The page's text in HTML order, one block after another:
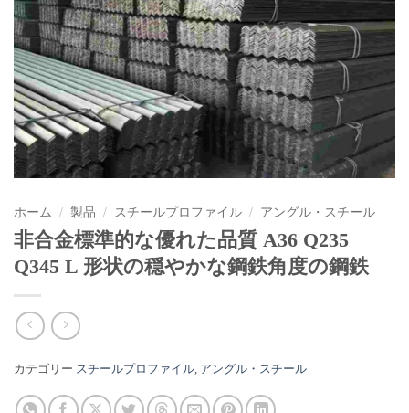
ホーム / 製品 / スチールプロファイル / アングル・スチール
非合金標準的な優れた品質 A36 Q235
Q345 L 形状の穏やかな鋼鉄角度の鋼鉄
カテゴリー スチールプロファイル, アングル・スチール